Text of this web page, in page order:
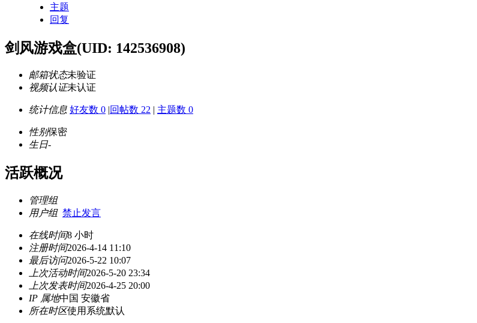
主题
回复
剑风游戏盒(UID: 142536908)
邮箱状态未验证
视频认证未认证
统计信息 好友数 0 |回帖数 22 | 主题数 0
性别保密
生日-
活跃概况
管理组
用户组 禁止发言
在线时间8 小时
注册时间2026-4-14 11:10
最后访问2026-5-22 10:07
上次活动时间2026-5-20 23:34
上次发表时间2026-4-25 20:00
IP 属地中国 安徽省
所在时区使用系统默认